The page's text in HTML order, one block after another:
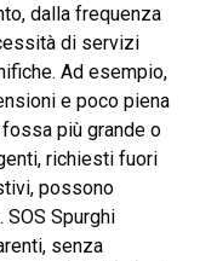
dalla frequenza
di servizi
Ad esempio,
e poco piena
più grande o
richiesti fuori
possono
Spurghi
senza